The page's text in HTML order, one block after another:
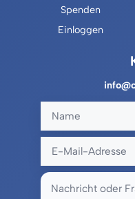
Spenden
Einloggen